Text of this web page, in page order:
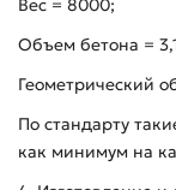
Вес = 8000;
Объем бетона =
Геометрический
По стандарту
как минимум на